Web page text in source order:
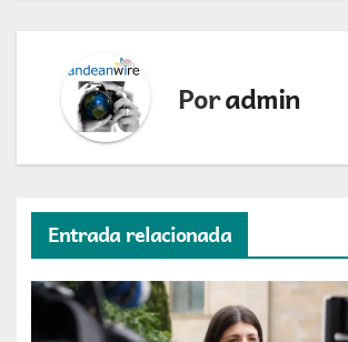
Poradmin
Entrada relacionada